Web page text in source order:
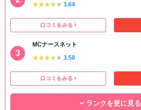
★★★★★
★★★★★ 3.64
口コミをみる
MCナースネット
★★★★★
★★★★★ 3.58
口コミをみる
ランクを更に見る